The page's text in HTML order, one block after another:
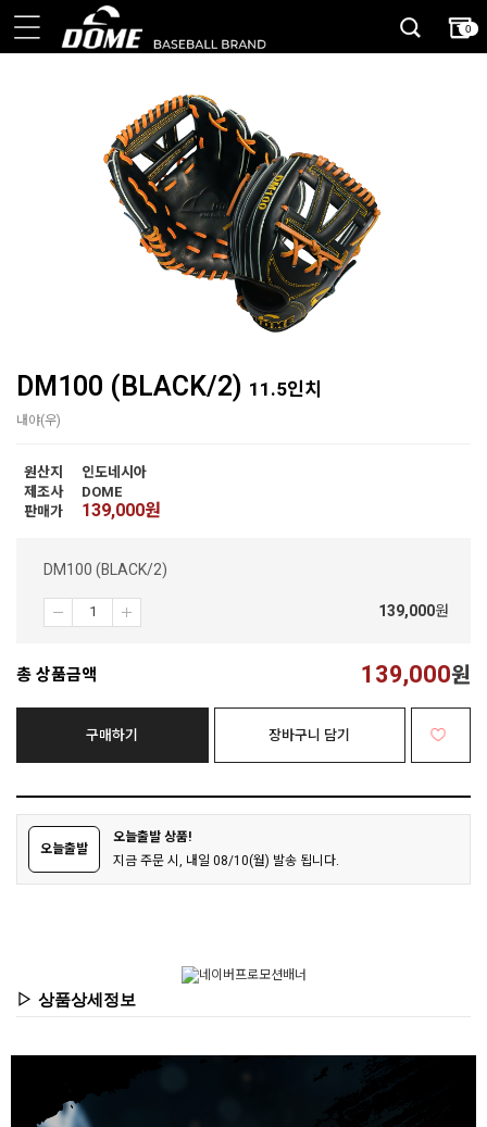
0
DM100 (BLACK/2) 11.5인치
내야(우)
원산지
인도네시아
제조사
DOME
판매가
139,000원
DM100 (BLACK/2)
139,000원
총 상품금액 139,000원
구매하기 장바구니 담기
오늘출발
오늘출발 상품!
지금 주문 시, 내일 08/10(월) 발송 됩니다.
▷ 상품상세정보